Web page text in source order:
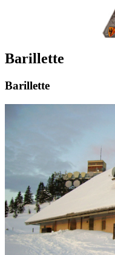
Barillette
Barillette